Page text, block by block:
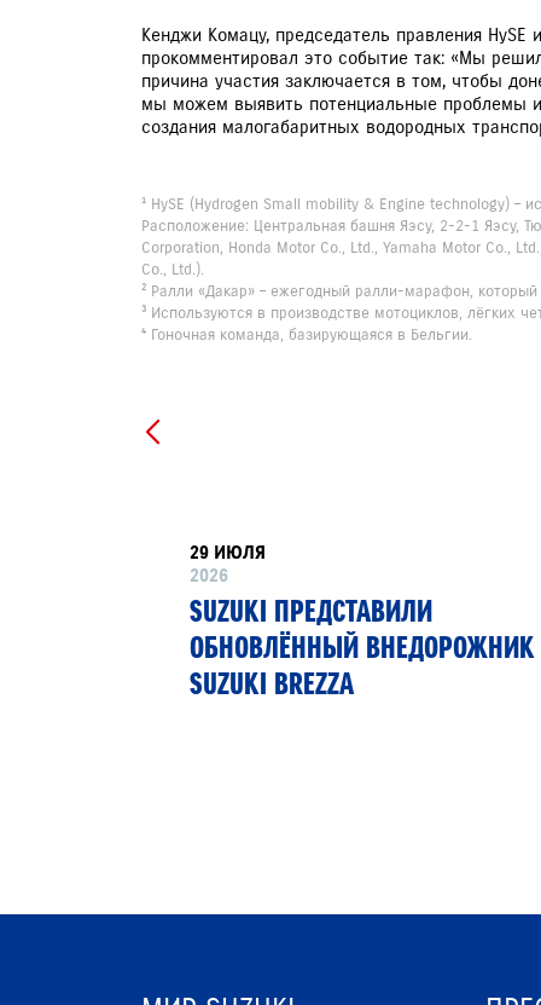
Кенджи Комацу, председатель правления
прокомментировал это событие так: «Мы
причина участия заключается в том, чтобы
мы можем выявить потенциальные проблемы
создания малогабаритных водородных
¹ HySE (Hydrogen Small mobility & Engine technology) –
Расположение: Центральная башня Яэсу, 2-2-1 Яэсу,
Corporation, Honda Motor Co., Ltd., Yamaha Motor Co.,
Co., Ltd.).
² Ралли «Дакар» – ежегодный ралли-марафон,
³ Используются в производстве мотоциклов, лёгких
⁴ Гоночная команда, базирующаяся в Бельгии.
29 ИЮЛЯ
2026
SUZUKI ПРЕДСТАВИЛИ
ОБНОВЛЁННЫЙ ВНЕДОРОЖНИК
SUZUKI BREZZA